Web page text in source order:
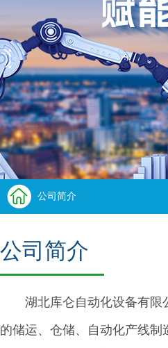
公司简介
公司简介
湖北库仑自动化设备有限
的储运、仓储、自动化产线